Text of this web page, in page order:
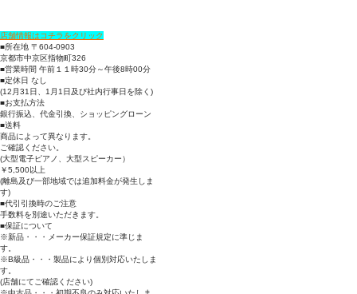
店舗情報はコチラをクリック
■所在地 〒604-0903
京都市中京区指物町326
■営業時間 午前１１時30分～午後8時00分
■定休日 なし
(12月31日、1月1日及び社内行事日を除く)
■お支払方法
銀行振込、代金引換、ショッピングローン
■送料
商品によって異なります。
ご確認ください。
(大型電子ピアノ、大型スピーカー）
￥5,500以上
(離島及び一部地域では追加料金が発生しま
す)
■代引引換時のご注意
手数料を別途いただきます。
■保証について
※新品・・・メーカー保証規定に準じま
す。
※B級品・・・製品により個別対応いたしま
す。
(店舗にてご確認ください)